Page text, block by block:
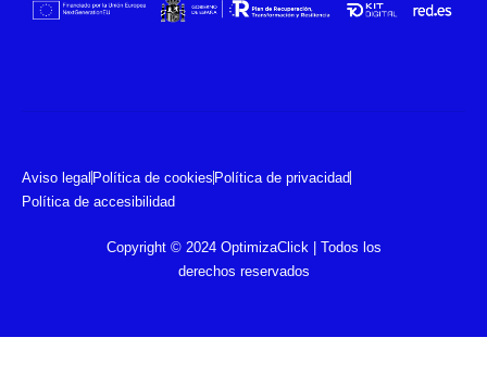
Aviso legal Política de cookies Política de privacidad
Política de accesibilidad
Copyright © 2024 OptimizaClick | Todos los
derechos reservados